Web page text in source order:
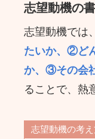
志望動機の
志望動機では
たいか、②ど
か、③その会
ることで、熱
志望動機の考